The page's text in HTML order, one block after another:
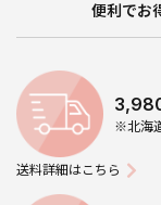
便利でお
※北海
送料詳細はこちら